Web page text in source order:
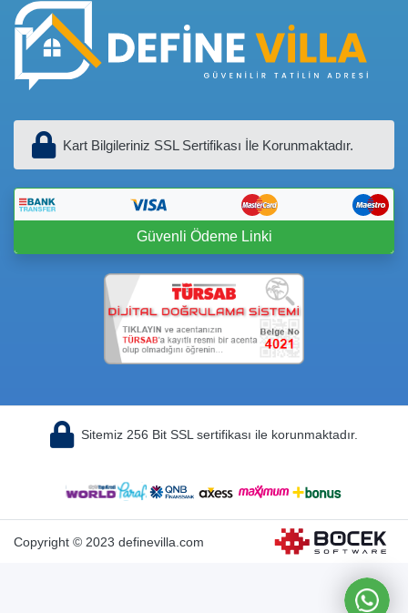
Kart Bilgileriniz SSL Sertifikası İle Korunmaktadır.
Güvenli Ödeme Linki
Sitemiz 256 Bit SSL sertifikası ile korunmaktadır.
Copyright © 2023 definevilla.com